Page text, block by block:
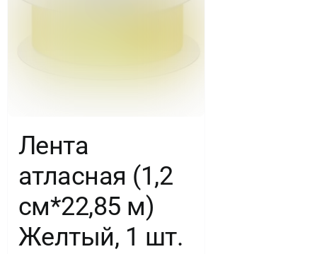
Лента
атласная (1,2
см*22,85 м)
Желтый, 1 шт.